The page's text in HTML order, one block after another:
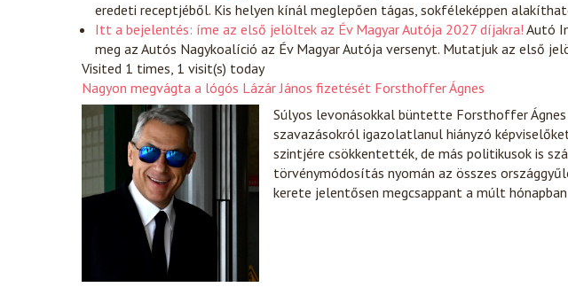
eredeti receptjéből. Kis helyen kínál meglepően tágas, sokféleképpen
Itt a bejelentés: íme az első jelöltek az Év Magyar Autója 2027 díjakra! Autó
meg az Autós Nagykoalíció az Év Magyar Autója versenyt. Mutatjuk az első
Visited 1 times, 1 visit(s) today
Nagyon megvágta a lógós Lázár János fizetését Forsthoffer Ágnes
Súlyos levonásokkal büntette Forsthoffer
szavazásokról igazolatlanul hiányzó
szintjére csökkentették, de más politikusok is
törvénymódosítás nyomán az összes
kerete jelentősen megcsappant a múlt